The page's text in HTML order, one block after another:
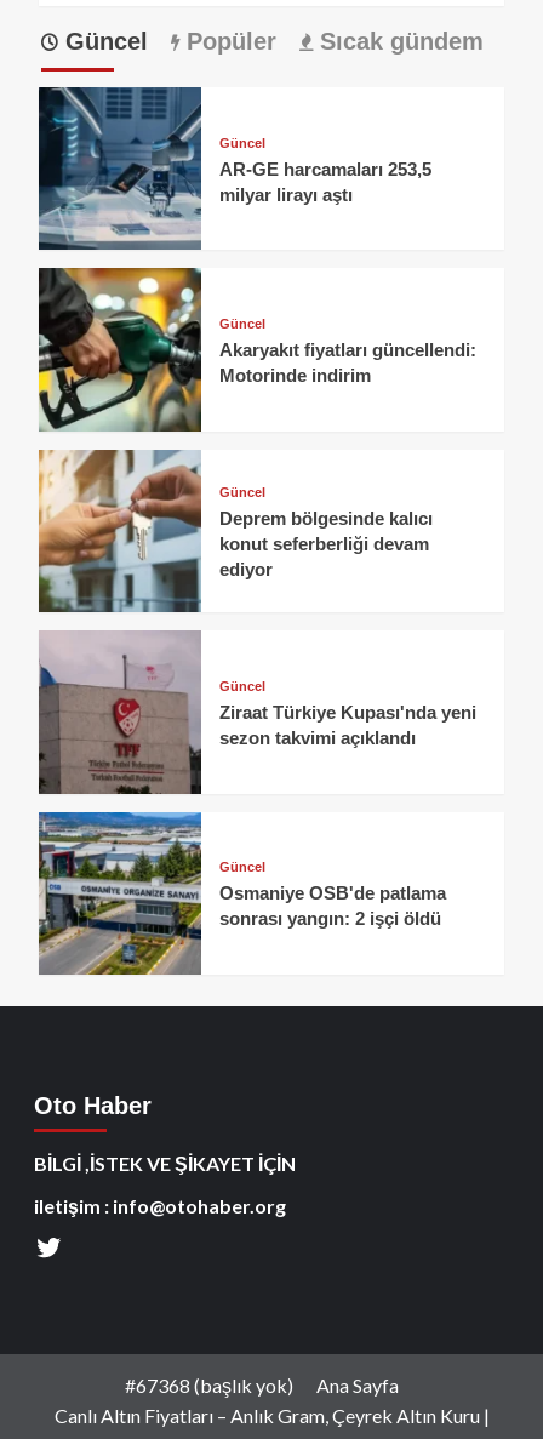
Güncel Popüler Sıcak gündem
Güncel
AR-GE harcamaları 253,5
milyar lirayı aştı
Güncel
Akaryakıt fiyatları güncellendi:
Motorinde indirim
Güncel
Deprem bölgesinde kalıcı
konut seferberliği devam
ediyor
Güncel
Ziraat Türkiye Kupası'nda yeni
sezon takvimi açıklandı
Güncel
Osmaniye OSB'de patlama
sonrası yangın: 2 işçi öldü
Oto Haber
BİLGİ ,İSTEK VE ŞİKAYET İÇİN
iletişim : info@otohaber.org
#67368 (başlık yok)
Ana Sayfa
Canlı Altın Fiyatları – Anlık Gram, Çeyrek Altın Kuru |